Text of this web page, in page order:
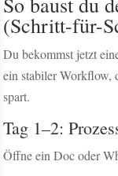
(Schritt-für-
Du bekommst jetzt
ein stabiler Workflow,
spart.
Tag 1–2:
Öffne ein Doc oder